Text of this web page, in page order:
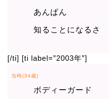
あんぱん
知ることになるさ
[/ti] [ti label=”2003年”]
当時(34歳)
ボディーガード